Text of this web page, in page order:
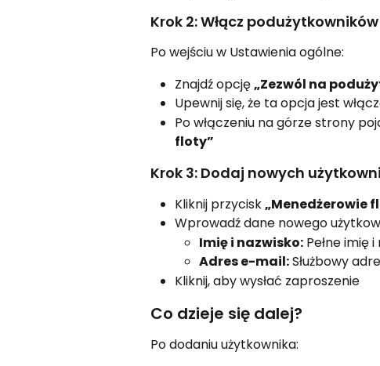
Krok 2: Włącz podużytkowników
Po wejściu w Ustawienia ogólne:
Znajdź opcję „Zezwól na
Upewnij się, że ta opcja jest
Po włączeniu na górze strony
floty”
Krok 3: Dodaj nowych
Kliknij przycisk „Menedżerowie
Wprowadź dane nowego
Imię i nazwisko: Pełne imię
Adres e-mail: Służbowy
Kliknij, aby wysłać zaproszenie
Co dzieje się dalej?
Po dodaniu użytkownika: